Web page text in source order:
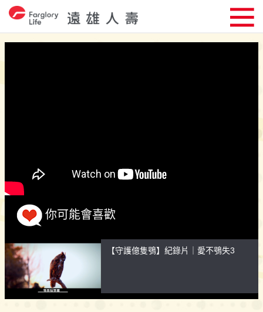
你可能會喜歡
【守護億隻鴞】紀錄片｜愛不鴞失3